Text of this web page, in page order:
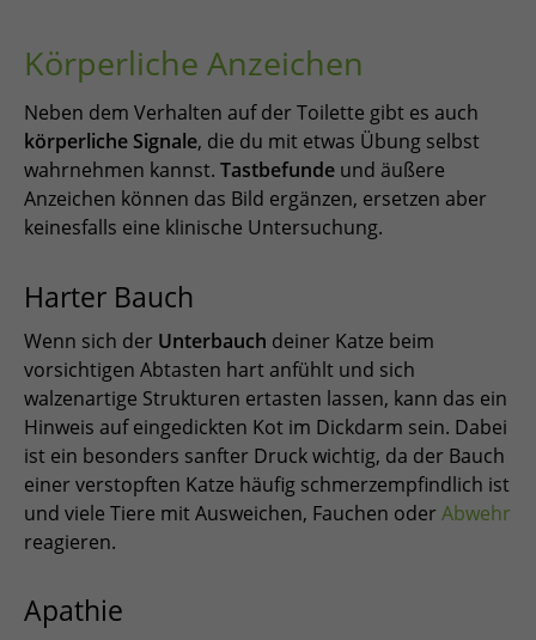
Körperliche Anzeichen
Neben dem Verhalten auf der Toilette gibt es auch
körperliche Signale, die du mit etwas Übung selbst
wahrnehmen kannst. Tastbefunde und äußere
Anzeichen können das Bild ergänzen, ersetzen aber
keinesfalls eine klinische Untersuchung.
Harter Bauch
Wenn sich der Unterbauch deiner Katze beim
vorsichtigen Abtasten hart anfühlt und sich
walzenartige Strukturen ertasten lassen, kann das ein
Hinweis auf eingedickten Kot im Dickdarm sein. Dabei
ist ein besonders sanfter Druck wichtig, da der Bauch
einer verstopften Katze häufig schmerzempfindlich ist
und viele Tiere mit Ausweichen, Fauchen oder Abwehr
reagieren.
Apathie